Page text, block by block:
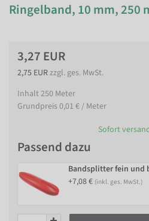
Ringelband, 10 mm, 250
3,27 EUR
2,75 EURzzgl. ges. MwSt.
Inhalt250 Meter
Grundpreis0,01 € / Meter
Sofort
Passend dazu
Bandsplitter fein und
+7,08 € (inkl. ges. MwSt.)